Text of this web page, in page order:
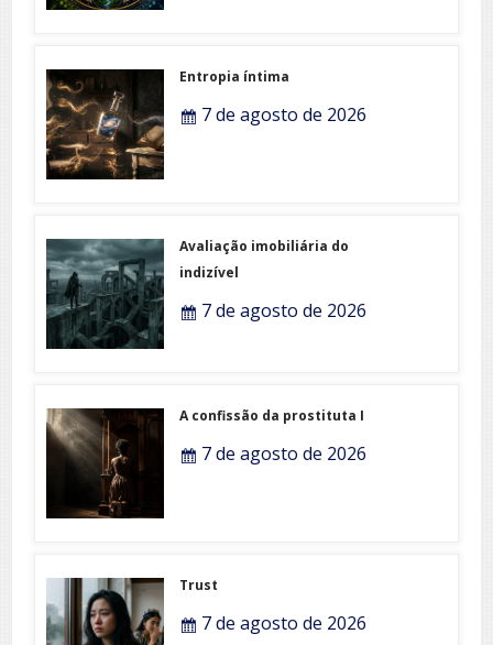
Entropia íntima
7 de agosto de 2026
Avaliação imobiliária do
indizível
7 de agosto de 2026
A confissão da prostituta I
7 de agosto de 2026
Trust
7 de agosto de 2026